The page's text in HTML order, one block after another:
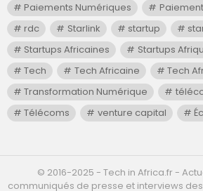
Paiements Numériques
rdc
Starlink startup
Startups Africaines
Startups
Tech
Tech Africaine
Tech
Transformation Numérique
Télécoms
venture capital
©️ 2016-2025 - Tech in Africa.fr -
communiqués de presse et interviews